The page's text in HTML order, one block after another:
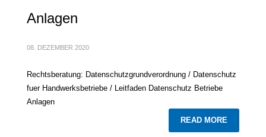
Anlagen
08. DEZEMBER 2020
Rechtsberatung: Datenschutzgrundverordnung / Datenschutz
fuer Handwerksbetriebe / Leitfaden Datenschutz Betriebe
Anlagen
READ MORE